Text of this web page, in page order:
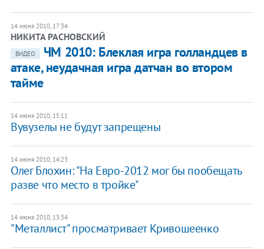
14 июня 2010, 17:34
НИКИТА РАСНОВСКИЙ
ВИДЕО
ЧМ 2010: Блеклая игра голландцев в
атаке, неудачная игра датчан во втором
тайме
14 июня 2010, 15:11
Вувузелы не будут запрещены
14 июня 2010, 14:23
Олег Блохин: "На Евро-2012 мог бы пообещать
разве что место в тройке"
14 июня 2010, 13:34
"Металлист" просматривает Кривошеенко